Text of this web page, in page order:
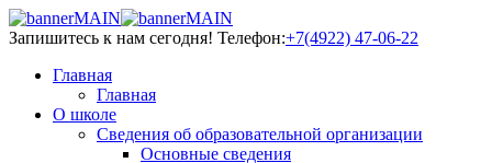
Запишитесь к нам сегодня! Телефон:+7(4922) 47-06-22
Главная
Главная
О школе
Сведения об образовательной организации
Основные сведения